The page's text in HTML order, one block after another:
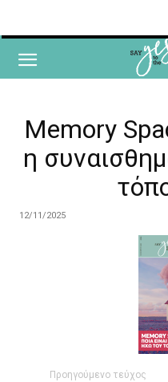
Memory
η
12/11/2025
Προηγούμενο τεύχος